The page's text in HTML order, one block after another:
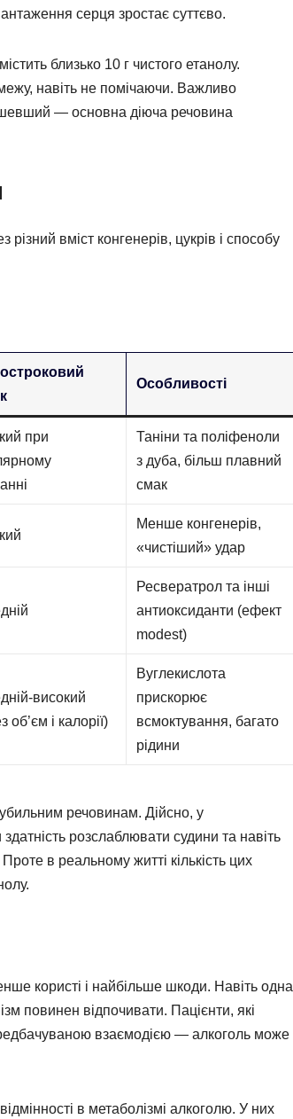
серця зростає суттєво.
близько 10 г чистого етанолу.
навіть не помічаючи. Важливо
— основна діюча речовина
вміст конгенерів, цукрів і способу
Особливості
при
Таніни та поліфеноли
з дуба, більш плавний
смак
Менше конгенерів,
«чистіший» удар
Ресвератрол та інші
антиоксиданти (ефект
modest)
високий
об’єм і калорії)
Вуглекислота
прискорює
всмоктування, багато
рідини
речовинам. Дійсно, у
розслаблювати судини та навіть
в реальному житті кількість цих
користі і найбільше шкоди. Навіть одна
повинен відпочивати. Пацієнти, які
взаємодією — алкоголь може
в метаболізмі алкоголю. У них